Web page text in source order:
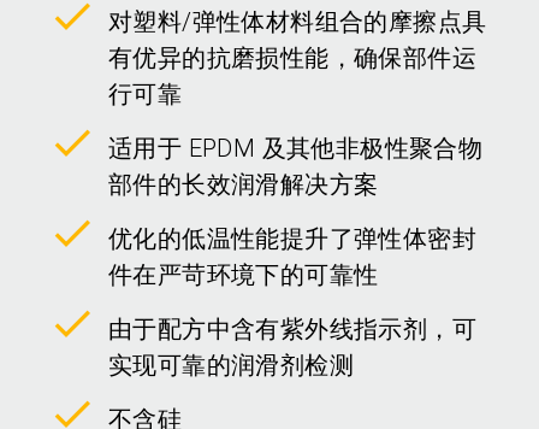
对塑料/弹性体材料组合的摩擦点具
有优异的抗磨损性能，确保部件运
行可靠
适用于 EPDM 及其他非极性聚合物
部件的长效润滑解决方案
优化的低温性能提升了弹性体密封
件在严苛环境下的可靠性
由于配方中含有紫外线指示剂，可
实现可靠的润滑剂检测
不含硅